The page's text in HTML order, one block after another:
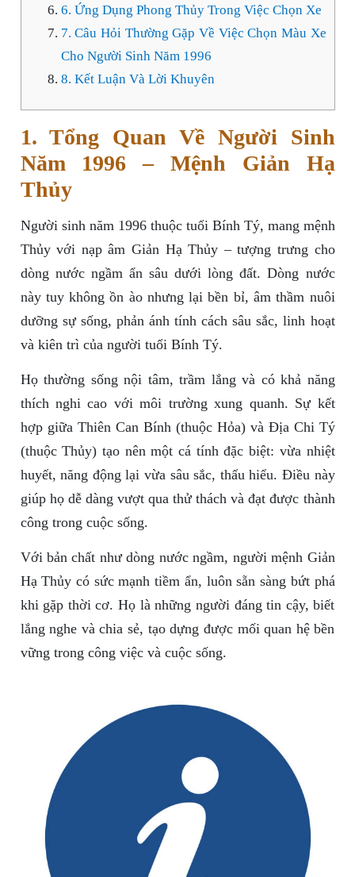
6. Ứng Dụng Phong Thủy Trong Việc Chọn Xe
7. Câu Hỏi Thường Gặp Về Việc Chọn Màu Xe
Cho Người Sinh Năm 1996
8. Kết Luận Và Lời Khuyên
1. Tổng Quan Về Người Sinh
Năm 1996 – Mệnh Giản Hạ
Thủy
Người sinh năm 1996 thuộc tuổi Bính Tý, mang mệnh
Thủy với nạp âm Giản Hạ Thủy – tượng trưng cho
dòng nước ngầm ẩn sâu dưới lòng đất. Dòng nước
này tuy không ồn ào nhưng lại bền bỉ, âm thầm nuôi
dưỡng sự sống, phản ánh tính cách sâu sắc, linh hoạt
và kiên trì của người tuổi Bính Tý.
Họ thường sống nội tâm, trầm lắng và có khả năng
thích nghi cao với môi trường xung quanh. Sự kết
hợp giữa Thiên Can Bính (thuộc Hỏa) và Địa Chi Tý
(thuộc Thủy) tạo nên một cá tính đặc biệt: vừa nhiệt
huyết, năng động lại vừa sâu sắc, thấu hiểu. Điều này
giúp họ dễ dàng vượt qua thử thách và đạt được thành
công trong cuộc sống.
Với bản chất như dòng nước ngầm, người mệnh Giản
Hạ Thủy có sức mạnh tiềm ẩn, luôn sẵn sàng bứt phá
khi gặp thời cơ. Họ là những người đáng tin cậy, biết
lắng nghe và chia sẻ, tạo dựng được mối quan hệ bền
vững trong công việc và cuộc sống.